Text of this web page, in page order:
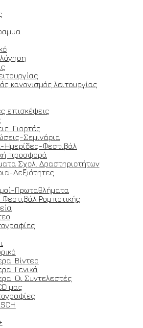
κανονισμός λειτουργίας
επισκέψεις
Γιορτές
Σεμινάρια
Ημερίδες-Φεστιβάλ
προσφορά
Σχολ. Δραστηριοτήτων
Δεξιότητες
Πρωταθλήματα
Φεστιβάλ Ρομποτικής
Βίντεο
Γενικά
Οι Συντελεστές
μας